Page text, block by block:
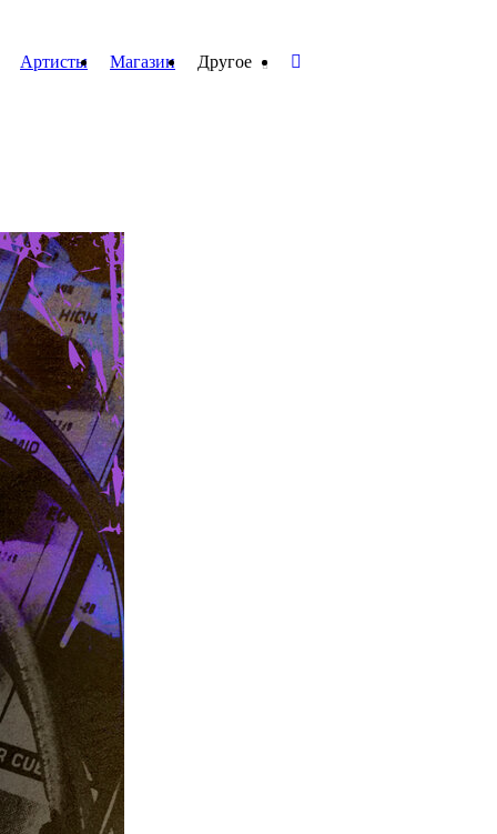
Артисты Магазин Другое